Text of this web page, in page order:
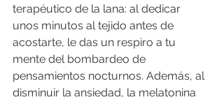
terapéutico de la lana: al dedicar
unos minutos al tejido antes de
acostarte, le das un respiro a tu
mente del bombardeo de
pensamientos nocturnos. Además, al
disminuir la ansiedad, la melatonina